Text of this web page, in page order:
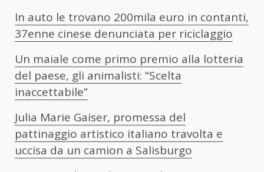
In auto le trovano 200mila euro in contanti,
37enne cinese denunciata per riciclaggio
Un maiale come primo premio alla lotteria
del paese, gli animalisti: “Scelta
inaccettabile”
Julia Marie Gaiser, promessa del
pattinaggio artistico italiano travolta e
uccisa da un camion a Salisburgo